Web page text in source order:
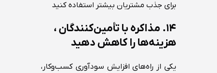
برای جذب مشتریان بیشتر استفاده کنید
۱۴. مذاکره با تأمین‌کنندگان ،
هزینه‌ها را کاهش دهید
یکی از راه‌های افزایش سودآوری کسب‌وکار،